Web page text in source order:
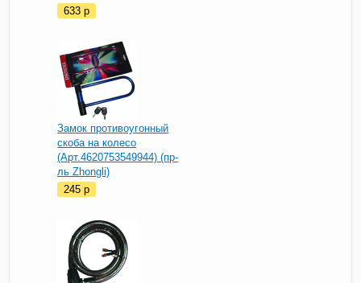
633p
Замок противоугонный
скоба на колесо
(Арт.4620753549944) (пр-
ль Zhongli)
245p